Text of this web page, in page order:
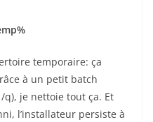
temporaire: ça
à un petit batch
je nettoie tout ça. Et
l’installateur persiste à